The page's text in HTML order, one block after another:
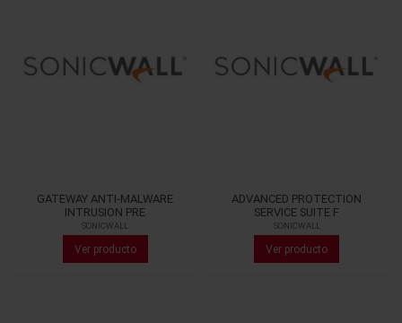
GATEWAY ANTI-MALWARE
INTRUSION PRE
SONICWALL
Ver producto
ADVANCED PROTECTION
SERVICE SUITE F
SONICWALL
Ver producto